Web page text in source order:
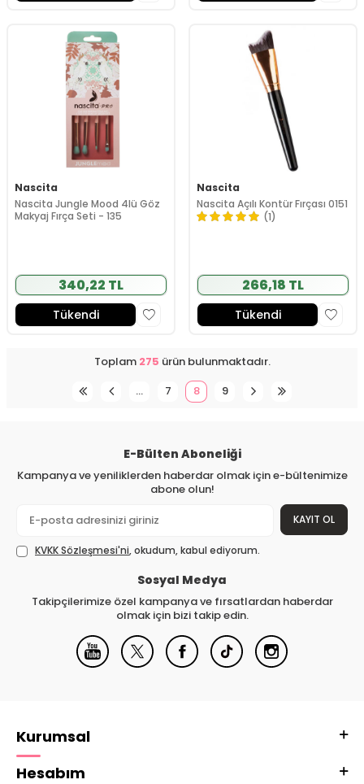
Nascita
Nascita Jungle Mood 4lü Göz
Makyaj Fırça Seti - 135
340,22 TL
Tükendi
Nascita
Nascita Açılı Kontür Fırçası 0151
(1)
266,18 TL
Tükendi
Toplam 275 ürün bulunmaktadır.
…
7 8 9
E-Bülten Aboneliği
Kampanya ve yeniliklerden haberdar olmak için e-bültenimize
abone olun!
KAYIT OL
KVKK Sözleşmesi'ni, okudum, kabul ediyorum.
Sosyal Medya
Takipçilerimize özel kampanya ve fırsatlardan haberdar
olmak için bizi takip edin.
Kurumsal
Hesabım